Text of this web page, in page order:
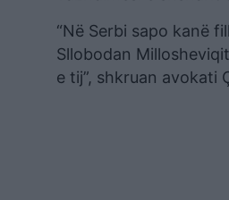
“Në Serbi sapo kanë
Sllobodan
e tij”, shkruan avokati